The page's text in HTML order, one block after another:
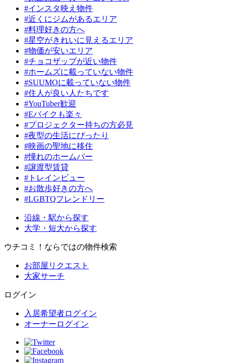
#インスタ映え物件
#近くにジムがあるエリア
#料理好きの方へ
#星空がきれいに見えるエリア
#物価が安いエリア
#チョコザップが近い物件
#ホームズに載っていない物件
#SUUMOに載っていない物件
#住人が良い人たちです
#YouTuber歓迎
#Eバイクも楽々
#プロジェクター持ちの方必見
#夜型の生活にぴったり
#映画の聖地に移住
#憧れのホームバー
#譲渡型賃貸
#トレインビュー
#お散歩好きの方へ
#LGBTQフレンドリー
沿線・駅から探す
大学・短大から探す
ウチコミ！ならではの物件検索
お部屋リクエスト
大家サーチ
ログイン
入居希望者ログイン
オーナーログイン